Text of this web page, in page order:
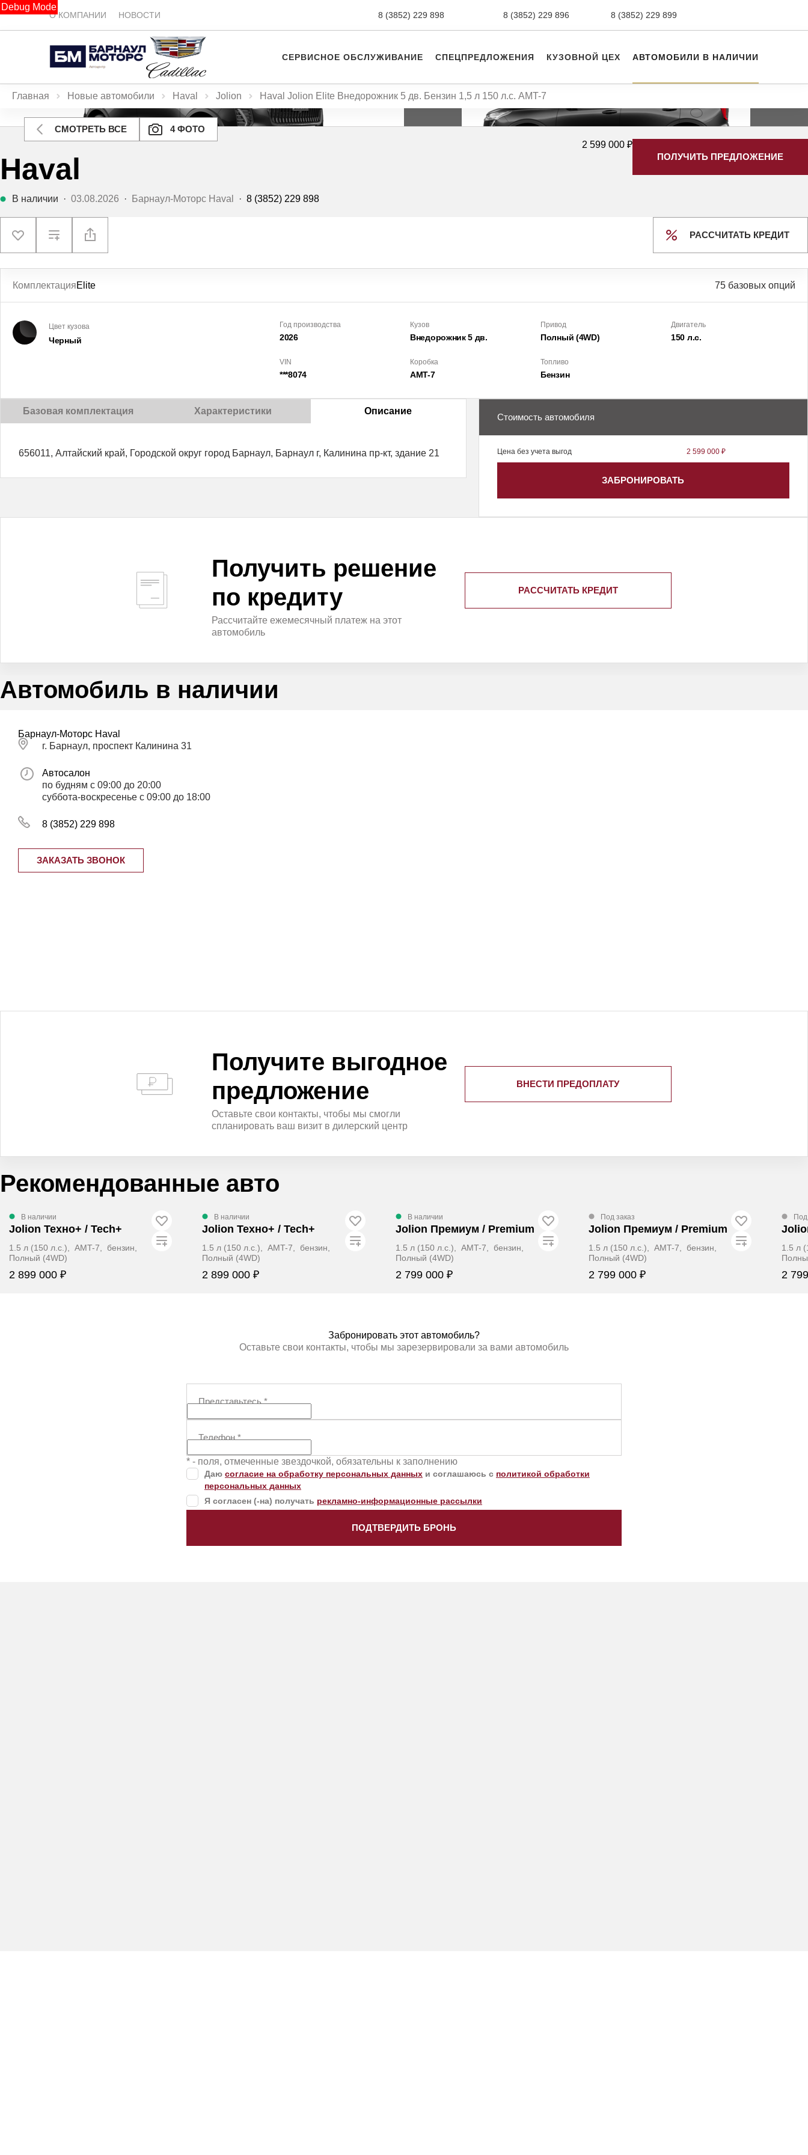
Debug Mode
8 (3852) 229 898 8 (3852) 229 896 8 (3852) 229 899
О КОМПАНИИ НОВОСТИ
СЕРВИСНОЕ ОБСЛУЖИВАНИЕ СПЕЦПРЕДЛОЖЕНИЯ КУЗОВНОЙ ЦЕХ АВТОМОБИЛИ В НАЛИЧИИ
Главная Новые автомобили Haval Jolion Haval Jolion Elite Внедорожник 5 дв. Бензин 1,5 л 150 л.с. AMT-7
Ещё 2 фото
СМОТРЕТЬ ВСЕ 4 ФОТО
Haval
2 599 000 ₽
В наличии · 03.08.2026 · Барнаул-Моторс Haval · 8 (3852) 229 898
ПОЛУЧИТЬ ПРЕДЛОЖЕНИЕ
РАССЧИТАТЬ КРЕДИТ
КомплектацияElite 75 базовых опций
Цвет кузова
Черный
Год производства
2026
Кузов
Внедорожник 5 дв.
Привод
Полный (4WD)
Двигатель
150 л.с.
VIN
***8074
Коробка
AMT-7
Топливо
Бензин
Базовая комплектация Характеристики Описание
656011, Алтайский край, Городской округ город Барнаул, Барнаул г, Калинина пр-кт, здание 21
Стоимость автомобиля
Цена без учета выгод 2 599 000 ₽
ЗАБРОНИРОВАТЬ
Получить решение
по кредиту
Рассчитайте ежемесячный платеж на этот
автомобиль
РАССЧИТАТЬ КРЕДИТ
Автомобиль в наличии
Барнаул-Моторс Haval
г. Барнаул, проспект Калинина 31
Автосалон
по будням с 09:00 до 20:00
суббота-воскресенье с 09:00 до 18:00
8 (3852) 229 898
ЗАКАЗАТЬ ЗВОНОК
Получитe выгодное
предложение
Оставьте свои контакты, чтобы мы смогли
спланировать ваш визит в дилерский центр
ВНЕСТИ ПРЕДОПЛАТУ
Рекомендованные авто
В наличии
Jolion Техно+ / Tech+
1.5 л (150 л.с.), AMT-7, бензин,
Полный (4WD)
2 899 000 ₽
В наличии
Jolion Техно+ / Tech+
1.5 л (150 л.с.), AMT-7, бензин,
Полный (4WD)
2 899 000 ₽
В наличии
Jolion Премиум / Premium
1.5 л (150 л.с.), AMT-7, бензин,
Полный (4WD)
2 799 000 ₽
Под заказ
Jolion Премиум / Premium
1.5 л (150 л.с.), AMT-7, бензин,
Полный (4WD)
2 799 000 ₽
Под
1.5 л
2
Забронировать этот автомобиль?
Оставьте свои контакты, чтобы мы зарезервировали за вами автомобиль
Представьтесь*
Телефон*
* - поля, отмеченные звездочкой, обязательны к заполнению
Даю согласие на обработку персональных данных и соглашаюсь с политикой обработки
персональных данных
Я согласен (-на) получать рекламно-информационные рассылки
ПОДТВЕРДИТЬ БРОНЬ